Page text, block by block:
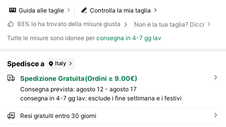
Controlla la mia taglia
Guida alle taglie
93% lo ha trovato della misura giusta
Non è la tua taglia? Dicci
Tutte le misure sono idonee perconsegna in 4-7 gg lav
Spedisce a Italy
Spedizione Gratuita(Ordini ≥ 9.00€)
Consegna prevista: agosto 12 - agosto 17
consegna in 4-7 gg lav: esclude i fine settimana e i festivi
Resi gratuiti entro 30 giorni